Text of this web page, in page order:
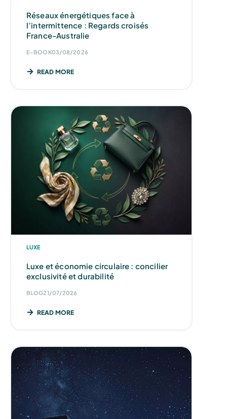
Réseaux énergétiques face à
l’intermittence : Regards croisés
France-Australie
E-BOOK03/08/2026
READ MORE
LUXE
Luxe et économie circulaire : concilier
exclusivité et durabilité
BLOG21/07/2026
READ MORE